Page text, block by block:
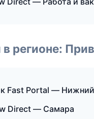
регионе:
Fast Portal —
Direct — Самара